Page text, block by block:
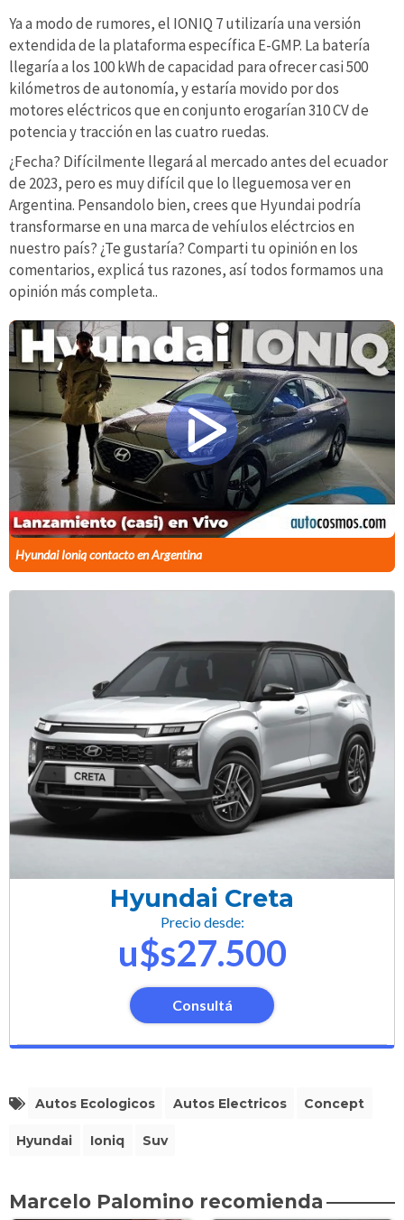
Ya a modo de rumores, el IONIQ 7 utilizaría una versión
extendida de la plataforma específica E-GMP. La batería
llegaría a los 100 kWh de capacidad para ofrecer casi 500
kilómetros de autonomía, y estaría movido por dos
motores eléctricos que en conjunto erogarían 310 CV de
potencia y tracción en las cuatro ruedas.
¿Fecha? Difícilmente llegará al mercado antes del ecuador
de 2023, pero es muy difícil que lo lleguemosa ver en
Argentina. Pensandolo bien, crees que Hyundai podría
transformarse en una marca de vehíulos eléctrcios en
nuestro país? ¿Te gustaría? Comparti tu opinión en los
comentarios, explicá tus razones, así todos formamos una
opinión más completa..
Hyundai Ioniq contacto en Argentina
Hyundai Creta
Precio desde:
u$s27.500
Consultá
Autos Ecologicos Autos Electricos Concept
Hyundai Ioniq Suv
Marcelo Palomino recomienda